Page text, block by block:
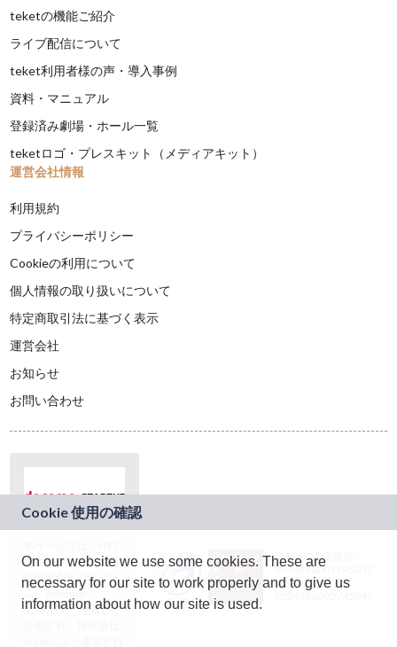
teketの機能ご紹介
ライブ配信について
teket利用者様の声・導入事例
資料・マニュアル
登録済み劇場・ホール一覧
teketロゴ・プレスキット（メディアキット）
運営会社情報
利用規約
プライバシーポリシー
Cookieの利用について
個人情報の取り扱いについて
特定商取引法に基づく表示
運営会社
お知らせ
お問い合わせ
ドコモグループの新
規事業創出プログラ
ム「docomo
STARTUP」を通じて
JASRAC許諾番号：
9024936001Y45037
JASRAC許諾番号：
On our website we use some cookies. These are
necessary for our site to work properly and to give us
information about how our site is used.